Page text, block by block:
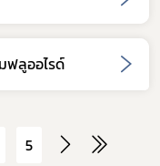
ลูออไรด์
5